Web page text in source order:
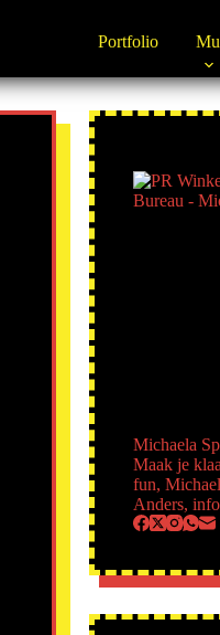
Portfolio
Michaela
Maak je
fun,
Anders,